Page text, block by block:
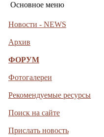
Основное меню
Новости - NEWS
Архив
ФОРУМ
Фотогалереи
Рекомендуемые ресурсы
Поиск на сайте
Прислать новость